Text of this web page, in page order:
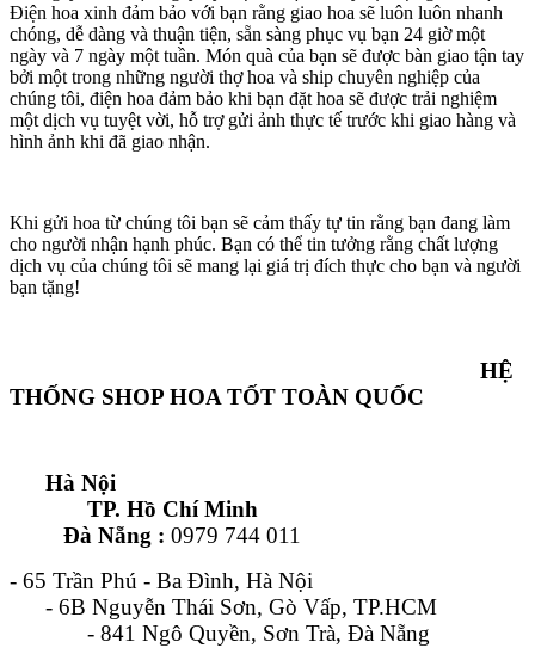
Điện hoa xinh đảm bảo với bạn rằng giao hoa sẽ luôn luôn nhanh
chóng, dễ dàng và thuận tiện, sẵn sàng phục vụ bạn 24 giờ một
ngày và 7 ngày một tuần. Món quà của bạn sẽ được bàn giao tận tay
bởi một trong những người thợ hoa và ship chuyên nghiệp của
chúng tôi, điện hoa đảm bảo khi bạn đặt hoa sẽ được trải nghiệm
một dịch vụ tuyệt vời, hỗ trợ gửi ảnh thực tế trước khi giao hàng và
hình ảnh khi đã giao nhận.
Khi gửi hoa từ chúng tôi bạn sẽ cảm thấy tự tin rằng bạn đang làm
cho người nhận hạnh phúc. Bạn có thể tin tưởng rằng chất lượng
dịch vụ của chúng tôi sẽ mang lại giá trị đích thực cho bạn và người
bạn tặng!
HỆ
THỐNG SHOP HOA TỐT TOÀN QUỐC
Hà Nội
TP. Hồ Chí Minh
Đà Nẵng : 0979 744 011
- 65 Trần Phú - Ba Đình, Hà Nội
- 6B Nguyễn Thái Sơn, Gò Vấp, TP.HCM
- 841 Ngô Quyền, Sơn Trà, Đà Nẵng